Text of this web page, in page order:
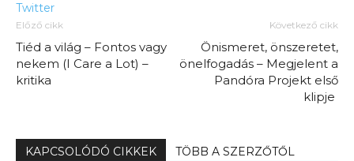
Twitter
Előző cikk
Tiéd a világ – Fontos vagy
nekem (I Care a Lot) –
kritika
Következő cikk
Önismeret, önszeretet,
önelfogadás – Megjelent a
Pandóra Projekt első
klipje
KAPCSOLÓDÓ CIKKEK TÖBB A SZERZŐTŐL